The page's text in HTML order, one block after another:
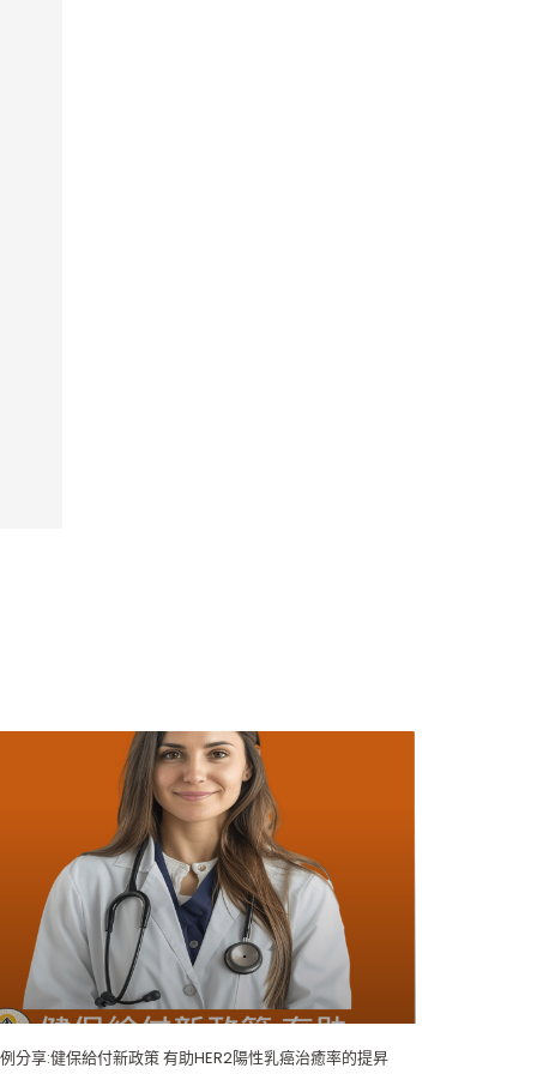
分享:健保給付新政策 有助HER2陽性乳癌治癒率的提昇